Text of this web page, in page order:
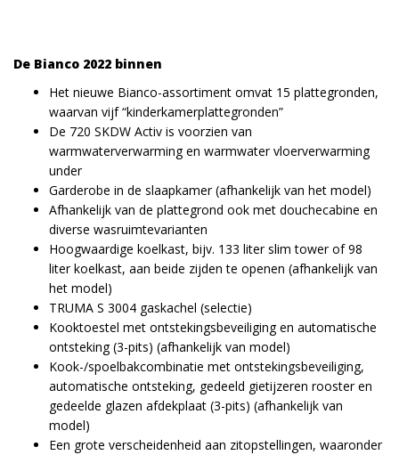
De Bianco 2022 binnen
Het nieuwe Bianco-assortiment omvat 15 plattegronden,
waarvan vijf “kinderkamerplattegronden”
De 720 SKDW Activ is voorzien van
warmwaterverwarming en warmwater vloerverwarming
under
Garderobe in de slaapkamer (afhankelijk van het model)
Afhankelijk van de plattegrond ook met douchecabine en
diverse wasruimtevarianten
Hoogwaardige koelkast, bijv. 133 liter slim tower of 98
liter koelkast, aan beide zijden te openen (afhankelijk van
het model)
TRUMA S 3004 gaskachel (selectie)
Kooktoestel met ontstekingsbeveiliging en automatische
ontsteking (3-pits) (afhankelijk van model)
Kook-/spoelbakcombinatie met ontstekingsbeveiliging,
automatische ontsteking, gedeeld gietijzeren rooster en
gedeelde glazen afdekplaat (3-pits) (afhankelijk van
model)
Een grote verscheidenheid aan zitopstellingen, waaronder